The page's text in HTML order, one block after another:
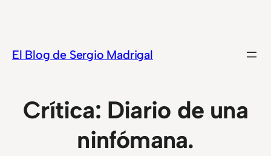
contenido
El Blog de Sergio Madrigal
Crítica: Diario de una
ninfómana.